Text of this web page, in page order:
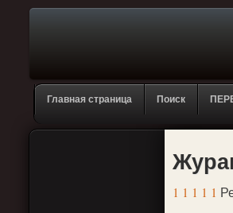
Главная страница Поиск
1 1 1 1 1